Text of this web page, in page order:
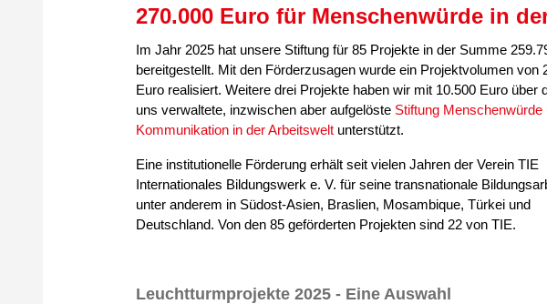
270.000 Euro für Menschenwürde in
Im Jahr 2025 hat unsere Stiftung für 85 Projekte in der Summe
bereitgestellt. Mit den Förderzusagen wurde ein Projektvolumen von
Euro realisiert. Weitere drei Projekte haben wir mit 10.500 Euro über
uns verwaltete, inzwischen aber aufgelöste Stiftung Menschenwürde
Kommunikation in der Arbeitsweltunterstützt.
Eine institutionelle Förderung erhält seit vielen Jahren der Verein TIE
Internationales Bildungswerk e. V. für seine transnationale
unter anderem in Südost-Asien, Braslien, Mosambique, Türkei und
Deutschland. Von den 85 geförderten Projekten sind 22 von TIE.
Leuchtturmprojekte 2025 - Eine Auswahl